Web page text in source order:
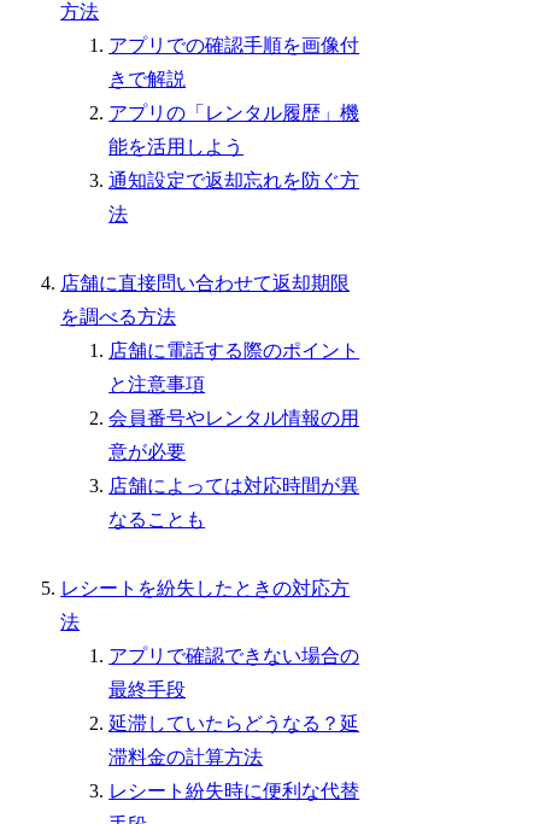
方法
アプリでの確認手順を画像付
きで解説
アプリの「レンタル履歴」機
能を活用しよう
通知設定で返却忘れを防ぐ方
法
店舗に直接問い合わせて返却期限
を調べる方法
店舗に電話する際のポイント
と注意事項
会員番号やレンタル情報の用
意が必要
店舗によっては対応時間が異
なることも
レシートを紛失したときの対応方
法
アプリで確認できない場合の
最終手段
延滞していたらどうなる？延
滞料金の計算方法
レシート紛失時に便利な代替